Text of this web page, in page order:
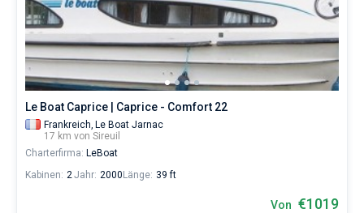
Le Boat Caprice | Caprice - Comfort 22
Frankreich, Le Boat Jarnac
17 km von Sireuil
Charterfirma: LeBoat
Kabinen: 2Jahr: 2000 Länge: 39 ft
Von €1019